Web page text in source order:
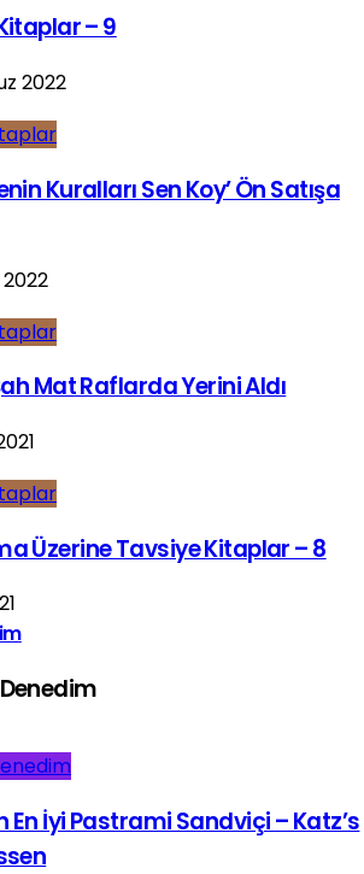
– 9
2022
Kuralları Sen Koy’ Ön Satışa
Mat Raflarda Yerini Aldı
Üzerine Tavsiye Kitaplar – 8
En İyi Pastrami Sandviçi – Katz’s